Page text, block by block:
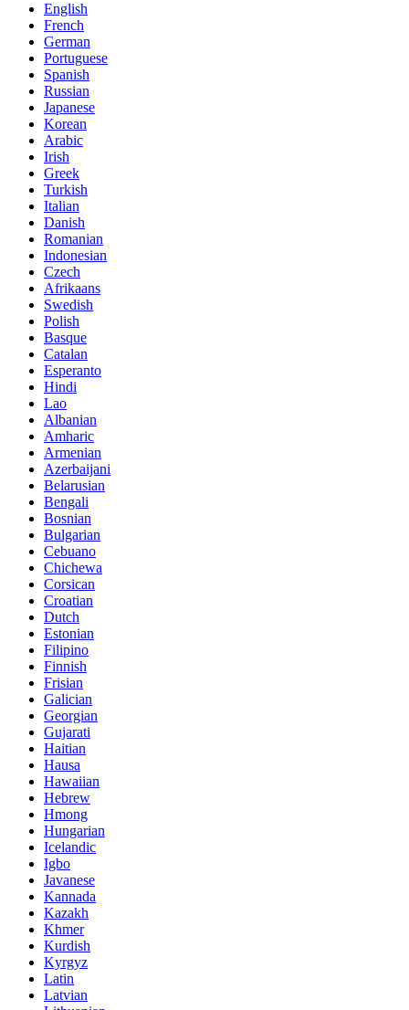
English
French
German
Portuguese
Spanish
Russian
Japanese
Korean
Arabic
Irish
Greek
Turkish
Italian
Danish
Romanian
Indonesian
Czech
Afrikaans
Swedish
Polish
Basque
Catalan
Esperanto
Hindi
Lao
Albanian
Amharic
Armenian
Azerbaijani
Belarusian
Bengali
Bosnian
Bulgarian
Cebuano
Chichewa
Corsican
Croatian
Dutch
Estonian
Filipino
Finnish
Frisian
Galician
Georgian
Gujarati
Haitian
Hausa
Hawaiian
Hebrew
Hmong
Hungarian
Icelandic
Igbo
Javanese
Kannada
Kazakh
Khmer
Kurdish
Kyrgyz
Latin
Latvian